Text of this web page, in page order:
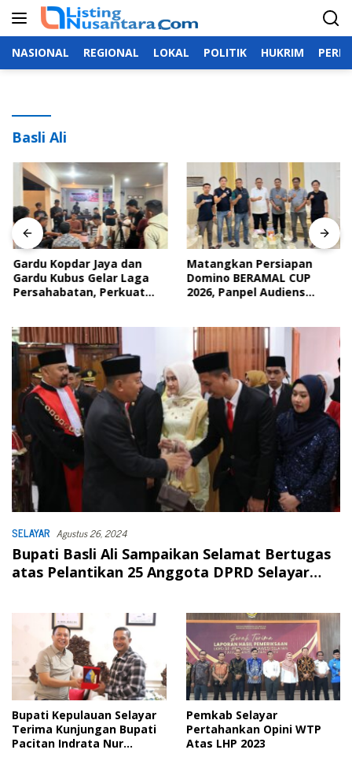
konten
NASIONAL REGIONAL LOKAL POLITIK HUKRIM
Basli Ali
Gardu Kopdar Jaya dan
Gardu Kubus Gelar Laga
Persahabatan, Perkuat
Matangkan Persiapan
Domino BERAMAL CUP
2026, Panpel Audiens
SELAYAR Agustus 26, 2024
Bupati Basli Ali Sampaikan Selamat Bertugas
atas Pelantikan 25 Anggota DPRD Selayar
Bupati Kepulauan Selayar
Terima Kunjungan Bupati
Pacitan Indrata Nur
Pemkab Selayar
Pertahankan Opini WTP
Atas LHP 2023